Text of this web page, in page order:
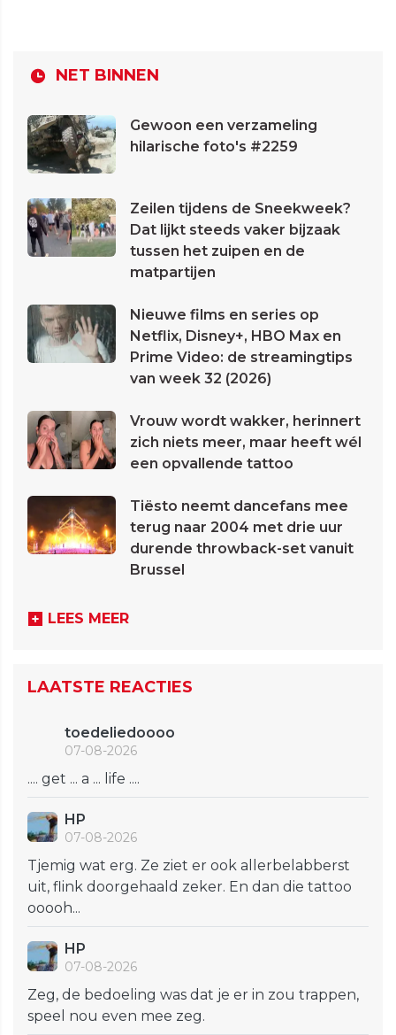
NET BINNEN
Gewoon een verzameling
hilarische foto's #2259
Zeilen tijdens de Sneekweek?
Dat lijkt steeds vaker bijzaak
tussen het zuipen en de
matpartijen
Nieuwe films en series op
Netflix, Disney+, HBO Max en
Prime Video: de streamingtips
van week 32 (2026)
Vrouw wordt wakker, herinnert
zich niets meer, maar heeft wél
een opvallende tattoo
Tiësto neemt dancefans mee
terug naar 2004 met drie uur
durende throwback-set vanuit
Brussel
LEES MEER
LAATSTE REACTIES
toedeliedoooo
07-08-2026
.... get ... a ... life ....
HP
07-08-2026
Tjemig wat erg. Ze ziet er ook allerbelabberst
uit, flink doorgehaald zeker. En dan die tattoo
ooooh...
HP
07-08-2026
Zeg, de bedoeling was dat je er in zou trappen,
speel nou even mee zeg.